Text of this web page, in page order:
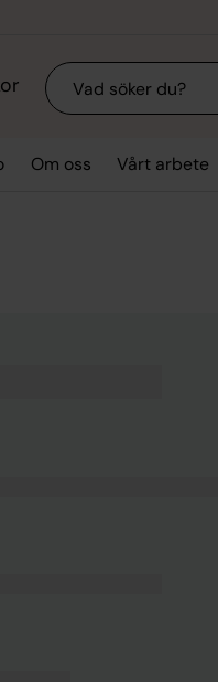
Sök
Om oss Vårt arbete